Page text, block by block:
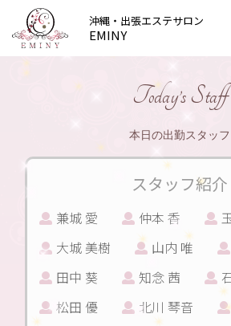
沖縄・出張エステサロン
EMINY
Today’s Staff
本日の出勤スタッフ
スタッフ紹介
兼城 愛 仲本 香
大城 美樹
山内 唯
田中 葵
知念 茜
松田 優
北川 琴音